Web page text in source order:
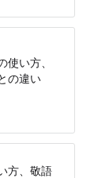
使い方、
の違い
方、敬語